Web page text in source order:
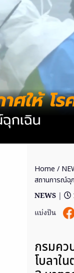
Home /
สถานการณ์ฉุ
NEWS |
แบ่งปัน
กรมคว
โบลาใ